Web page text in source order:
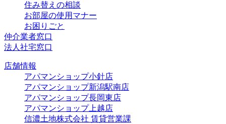
住み替えの相談
お部屋の使用マナー
お困りごと
仲介業者窓口
法人社宅窓口
店舗情報
アパマンショップ小針店
アパマンショップ新潟駅南店
アパマンショップ長岡東店
アパマンショップ上越店
信濃土地株式会社 賃貸営業課